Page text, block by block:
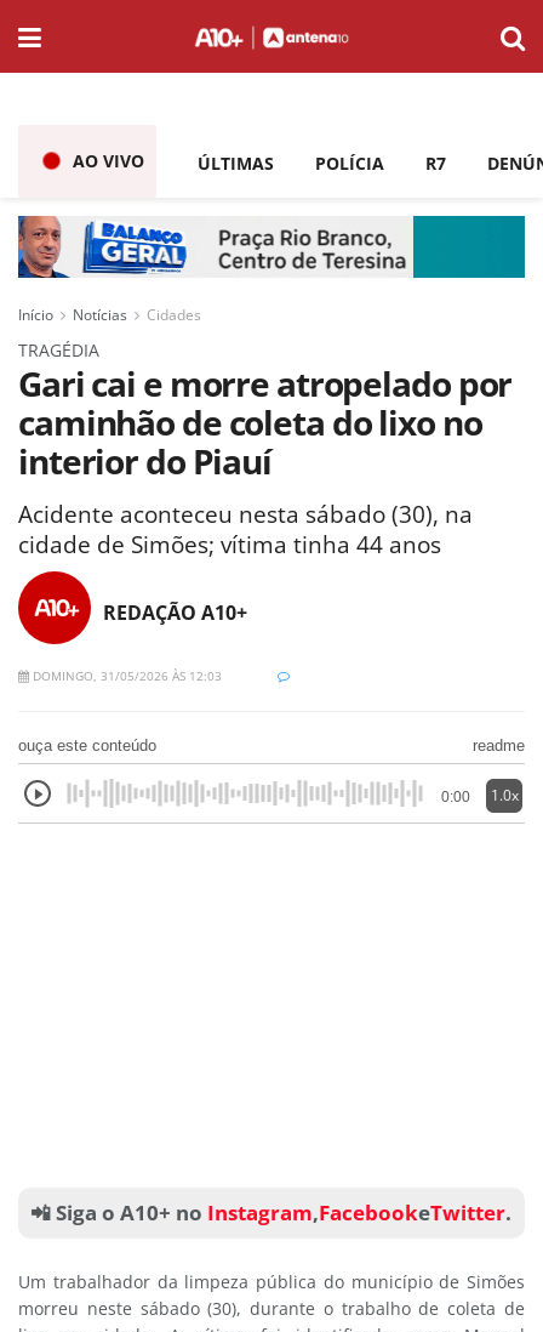
AO VIVO ÚLTIMAS POLÍCIA R7
Início Notícias Cidades
TRAGÉDIA
Gari cai e morre atropelado por
caminhão de coleta do lixo no
interior do Piauí
Acidente aconteceu nesta sábado (30), na
cidade de Simões; vítima tinha 44 anos
REDAÇÃO A10+
DOMINGO, 31/05/2026 ÀS 12:03
ouça este conteúdo readme
0:00 1.0x
📲 Siga o A10+ no Instagram,FacebookeTwitter.
Um trabalhador da limpeza pública do município de Simões
morreu neste sábado (30), durante o trabalho de coleta de